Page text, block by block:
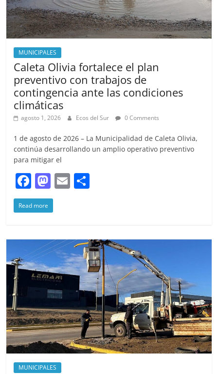
MUNICIPALES
Caleta Olivia fortalece el plan
preventivo con trabajos de
contingencia ante las condiciones
climáticas
agosto 1, 2026 Ecos del Sur 0 Comments
1 de agosto de 2026 – La Municipalidad de Caleta Olivia,
continúa desarrollando un amplio operativo preventivo
para mitigar el
F
a
c
b
o
o
M
a
st
d
o
n
E
Read more
MUNICIPALES